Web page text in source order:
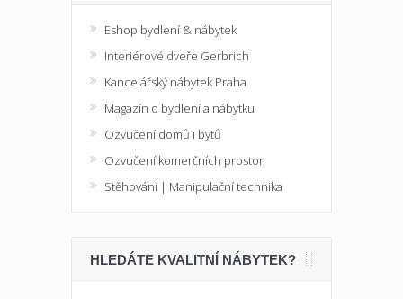
Eshop bydlení & nábytek
Interiérové dveře Gerbrich
Kancelářský nábytek Praha
Magazín o bydlení a nábytku
Ozvučení domů i bytů
Ozvučení komerčních prostor
Stěhování | Manipulační technika
HLEDÁTE KVALITNÍ NÁBYTEK?